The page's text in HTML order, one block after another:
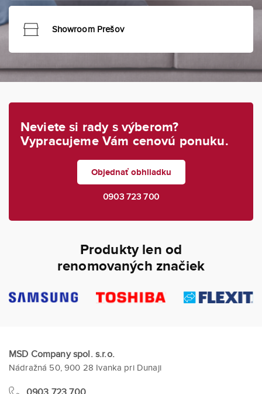
Showroom Prešov
Neviete si rady s výberom?
Vypracujeme Vám cenovú ponuku.
Objednať obhliadku
0903 723 700
Produkty len od
renomovaných značiek
MSD Company spol. s.r.o.
Nádražná 50, 900 28 Ivanka pri Dunaji